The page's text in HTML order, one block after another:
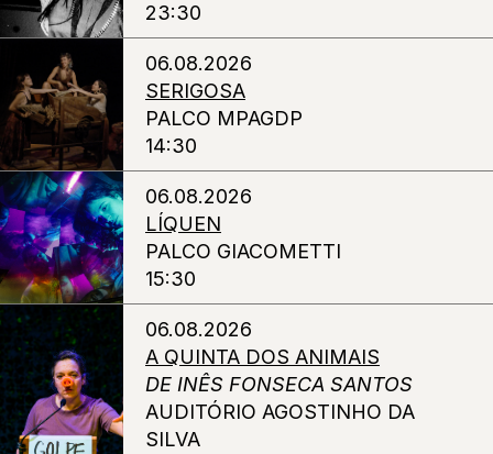
23:30
06.08.2026
SERIGOSA
PALCO MPAGDP
14:30
06.08.2026
LÍQUEN
PALCO GIACOMETTI
15:30
06.08.2026
A QUINTA DOS ANIMAIS
DE INÊS FONSECA SANTOS
AUDITÓRIO AGOSTINHO DA
SILVA